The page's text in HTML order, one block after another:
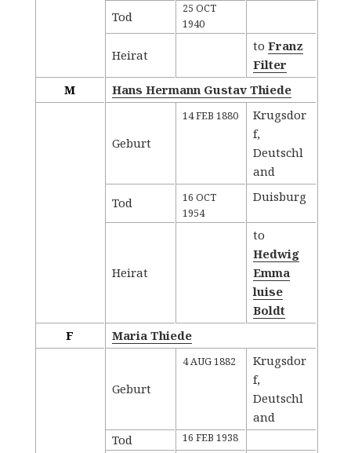
Tod
25 OCT
1940
Heirat
to Franz
Filter
M
Hans Hermann Gustav Thiede
Geburt
14 FEB 1880
Krugsdor
f,
Deutschl
and
Tod
16 OCT
1954
Duisburg
Heirat
to
Hedwig
Emma
luise
Boldt
F
Maria Thiede
Geburt
4 AUG 1882
Krugsdor
f,
Deutschl
and
Tod
16 FEB 1938